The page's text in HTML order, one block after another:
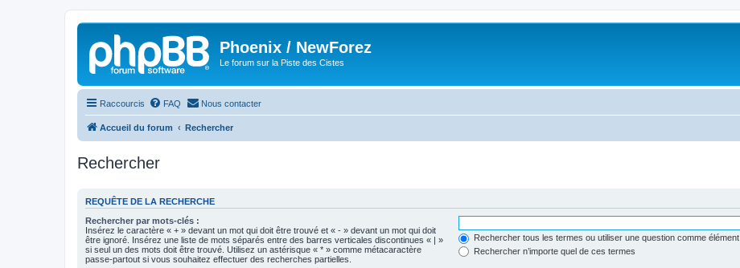
Phoenix / NewForez
Le forum sur la Piste des Cistes
Raccourcis FAQ Nous contacter
Accueil du forum Rechercher
Rechercher
REQUÊTE DE LA RECHERCHE
Rechercher par mots-clés :
Insérez le caractère « + » devant un mot qui doit être trouvé et « - » devant un mot qui doit
être ignoré. Insérez une liste de mots séparés entre des barres verticales discontinues « | »
si seul un des mots doit être trouvé. Utilisez un astérisque « * » comme métacaractère
passe-partout si vous souhaitez effectuer des recherches partielles.
Rechercher tous les termes ou utiliser une question comme élément
Rechercher n’importe quel de ces termes